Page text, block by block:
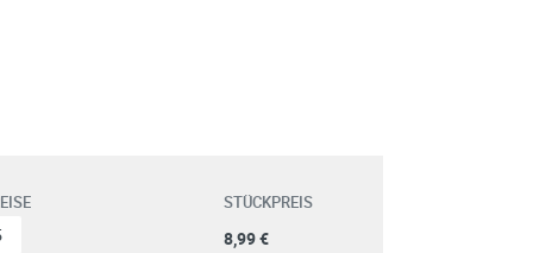
STÜCKPREIS
8,99 €